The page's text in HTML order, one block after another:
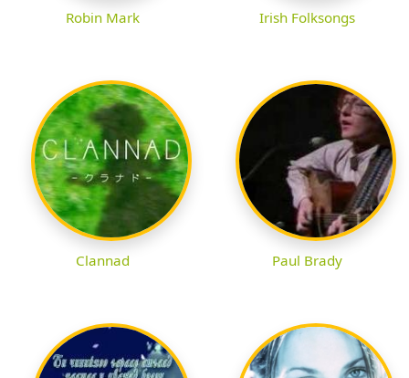
Robin Mark Irish Folksongs
Clannad Paul Brady